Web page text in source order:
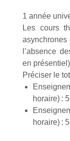
1 année
Les cours
asynchrones
l’absence
en présentiel )
Préciser le
horaire) : 5
horaire) :